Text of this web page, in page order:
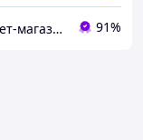
Інтернет-магазин Premium Pro 91%